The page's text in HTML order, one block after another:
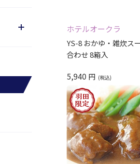
ホテルオークラ
YS-8 おかゆ・雑炊ス
合わせ 8箱入
5,940 円